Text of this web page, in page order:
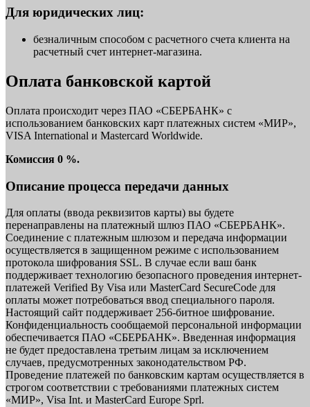
Для юридических лиц:
безналичным способом с расчетного счета клиента на
расчетный счет интернет-магазина.
Оплата банковской картой
Оплата происходит через ПАО «СБЕРБАНК» с
использованием банковских карт платежных систем «МИР»,
VISA International и Mastercard Worldwide.
Комиссия 0 %.
Описание процесса передачи данных
Для оплаты (ввода реквизитов карты) вы будете
перенаправлены на платежный шлюз ПАО «СБЕРБАНК».
Соединение с платежным шлюзом и передача информации
осуществляется в защищенном режиме с использованием
протокола шифрования SSL. В случае если ваш банк
поддерживает технологию безопасного проведения интернет-
платежей Verified By Visa или MasterCard SecureCode для
оплаты может потребоваться ввод специального пароля.
Настоящий сайт поддерживает 256-битное шифрование.
Конфиденциальность сообщаемой персональной информации
обеспечивается ПАО «СБЕРБАНК». Введенная информация
не будет предоставлена третьим лицам за исключением
случаев, предусмотренных законодательством РФ.
Проведение платежей по банковским картам осуществляется в
строгом соответствии с требованиями платежных систем
«МИР», Visa Int. и MasterCard Europe Sprl.